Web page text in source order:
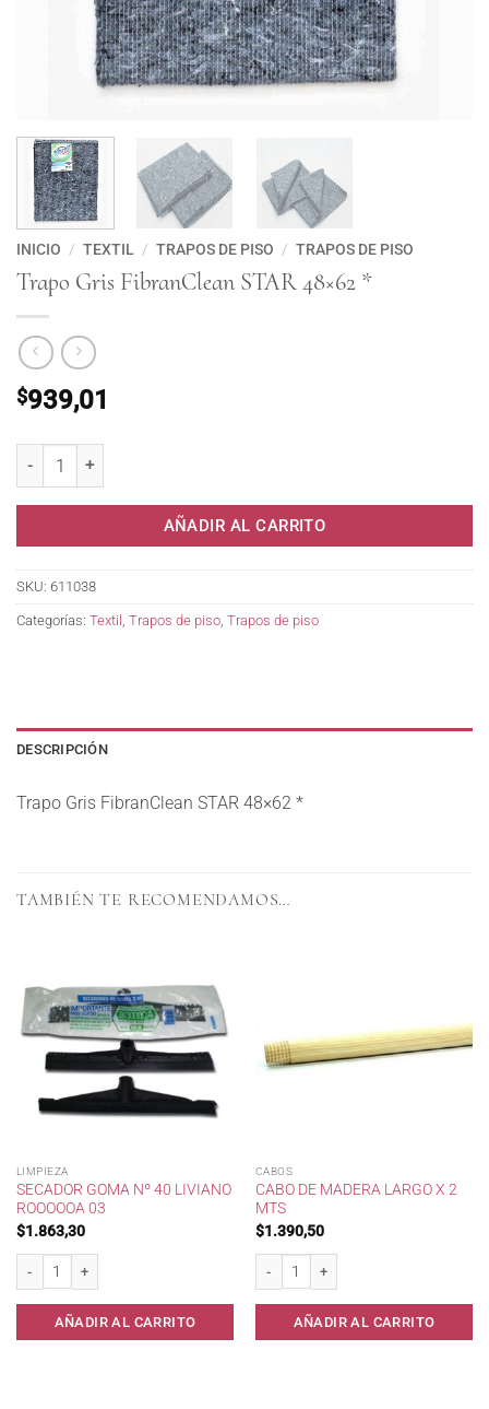
INICIO / TEXTIL / TRAPOS DE PISO / TRAPOS DE PISO
Trapo Gris FibranClean STAR 48×62 *
$939,01
AÑADIR AL CARRITO
SKU: 611038
Categorías: Textil , Trapos de piso, Trapos de piso
DESCRIPCIÓN
Trapo Gris FibranClean STAR 48×62 *
TAMBIÉN TE RECOMENDAMOS…
LIMPIEZA
SECADOR GOMA Nº 40 LIVIANO
ROOOOOA 03
$1.863,30
Secador goma nº 40 liviano RoooooA 03 cantidad
AÑADIR AL CARRITO
CABOS
CABO DE MADERA LARGO X 2
MTS
$1.390,50
Cabo de madera largo x 2 mts cantidad
AÑADIR AL CARRITO